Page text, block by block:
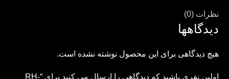
نظرات (0)
دیدگاهها
هیچ دیدگاهی برای این محصول نوشته نشده است.
اولین نفری باشید که دیدگاهی را ارسال می کنید برای “RH-